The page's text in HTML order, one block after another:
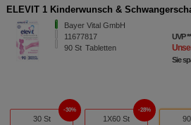
ELEVIT 1 Kinderwunsch &
Bayer Vital GmbH
11677817
90 St Tabletten
UVP**
Sie
30 St
30%
1X60 St
28%